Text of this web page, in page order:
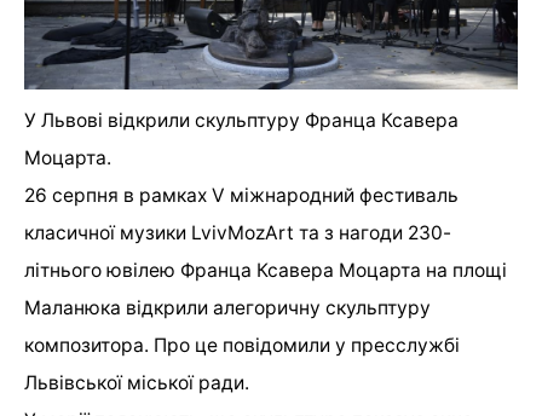
У Львові відкрили скульптуру Франца Ксавера
Моцарта.
26 серпня в рамках V міжнародний фестиваль
класичної музики LvivMozArt та з нагоди 230-
літнього ювілею Франца Ксавера Моцарта на площі
Маланюка відкрили алегоричну скульптуру
композитора. Про це повідомили у пресслужбі
Львівської міської ради.